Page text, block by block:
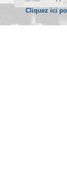
Cliquez ici